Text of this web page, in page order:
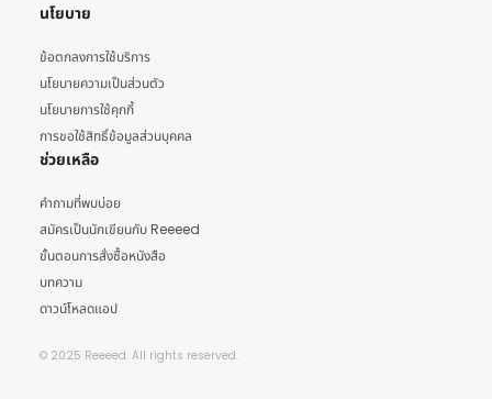
นโยบาย
ข้อตกลงการใช้บริการ
นโยบายความเป็นส่วนตัว
นโยบายการใช้คุกกี้
การขอใช้สิทธิ์ข้อมูลส่วนบุคคล
ช่วยเหลือ
คำถามที่พบบ่อย
สมัครเป็นนักเขียนกับ Reeeed
ขั้นตอนการสั่งซื้อหนังสือ
บทความ
ดาวน์โหลดแอป
© 2025 Reeeed. All rights reserved.